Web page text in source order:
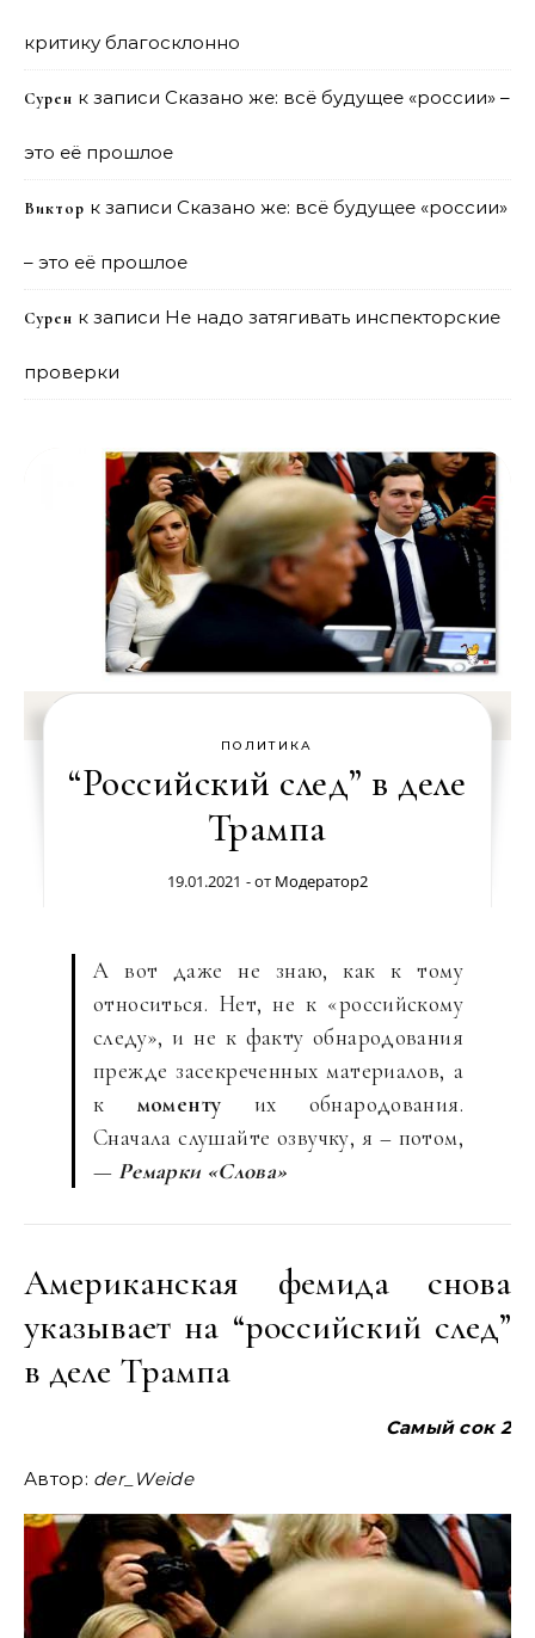
критику благосклонно
Сурен к записи Сказано же: всё будущее «россии» –
это её прошлое
Виктор к записи Сказано же: всё будущее «россии»
– это её прошлое
Сурен к записи Не надо затягивать инспекторские
проверки
ПОЛИТИКА
“Российский след” в деле
Трампа
19.01.2021 - от Модератор2
А вот даже не знаю, как к тому
относиться. Нет, не к «российскому
следу», и не к факту обнародования
прежде засекреченных материалов, а
к моменту их обнародования.
Сначала слушайте озвучку, я – потом,
— Ремарки «Слова»
Американская фемида снова
указывает на “российский след”
в деле Трампа
Самый сок 2
Автор: der_Weide